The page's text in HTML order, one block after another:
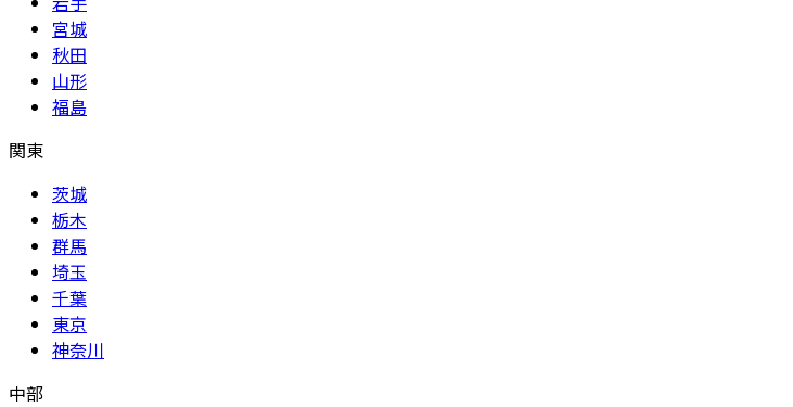
宮城
秋田
山形
福島
関東
茨城
栃木
群馬
埼玉
千葉
東京
神奈川
中部